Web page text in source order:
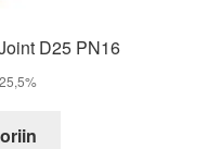
D25 PN16